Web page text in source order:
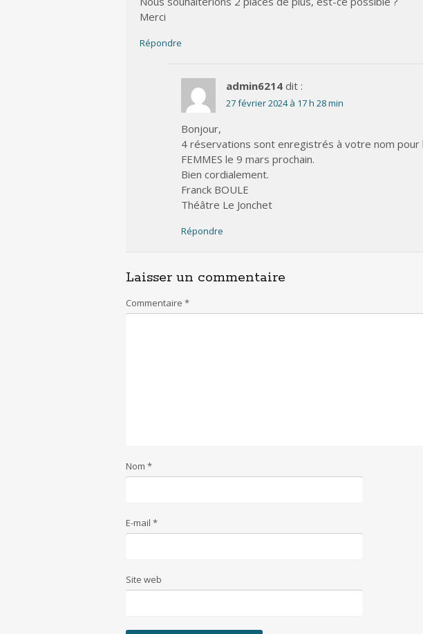
Merci
Répondre
admin6214 dit :
27 février 2024 à 17 h 28 min
Bonjour,
4 réservations sont enregistrés à votre nom pour
FEMMES le 9 mars prochain.
Bien cordialement.
Franck BOULE
Théâtre Le Jonchet
Répondre
Laisser un commentaire
Commentaire *
Nom *
E-mail *
Site web